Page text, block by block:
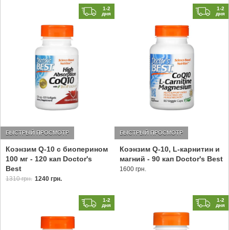
1-2
дня
Коэнзим Q-10 с биоперином
100 мг - 120 кап Doctor's
Best
БЫСТРЫЙ ПРОСМОТР
1310 грн. 1240 грн.
1-2
дня
Коэнзим Q-10, L-карнитин и
магний - 90 кап Doctor's Best
БЫСТРЫЙ ПРОСМОТР
1600 грн.
1-2
дня
1-2
дня